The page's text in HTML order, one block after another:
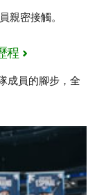
親密接觸。
程
成員的腳步，全